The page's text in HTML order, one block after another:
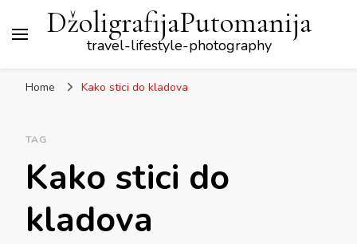
DžoligrafijaPutomanija
travel-lifestyle-photography
Home Kako stici do kladova
TAG
Kako stici do
kladova